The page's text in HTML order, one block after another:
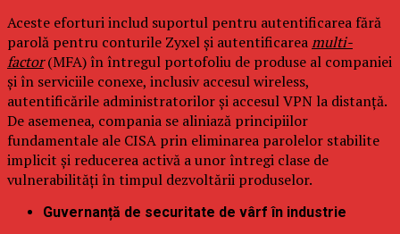
Aceste eforturi includ suportul pentru autentificarea fără
parolă pentru conturile Zyxel și autentificareamulti-
factor(MFA) în întregul portofoliu de produse al companiei
și în serviciile conexe, inclusiv accesul wireless,
autentificările administratorilor și accesul VPN la distanță.
De asemenea, compania se aliniază principiilor
fundamentale ale CISA prin eliminarea parolelor stabilite
implicit și reducerea activă a unor întregi clase de
vulnerabilități în timpul dezvoltării produselor.
Guvernanță de securitate de vârf în industrie